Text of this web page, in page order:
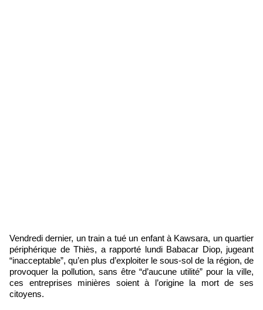
Vendredi dernier, un train a tué un enfant à Kawsara, un quartier
périphérique de Thiès, a rapporté lundi Babacar Diop, jugeant
“inacceptable”, qu’en plus d’exploiter le sous-sol de la région, de
provoquer la pollution, sans être “d’aucune utilité” pour la ville,
ces entreprises minières soient à l’origine la mort de ses
citoyens.